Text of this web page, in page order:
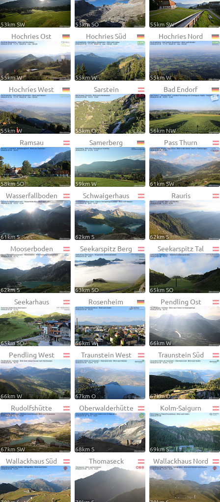
53km SW 53km SO 55km SW
Hochries Ost
55km W
Hochries Süd
55km W
Hochries Nord
55km W
Hochries West
55km W
Sarstein
55km O
Bad Endorf
56km NW
Ramsau
58km SO
Samerberg
59km W
Pass Thurn
61km SW
Wasserfallboden
61km S
Schwaigerhaus
62km S
Rauris
62km S
Mooserboden
62km S
Seekarspitz Berg
63km SO
Seekarspitz Tal
65km SO
Seekarhaus
65km SO
Rosenheim
66km W
Pendling Ost
66km W
Pendling West
66km W
Traunstein West
67km O
Traunstein Süd
67km O
Rudolfshütte
67km SW
Oberwalderhütte
68km S
Kolm-Saigurn
69km S
Wallackhaus Süd Thomaseck Wallackhaus Nord